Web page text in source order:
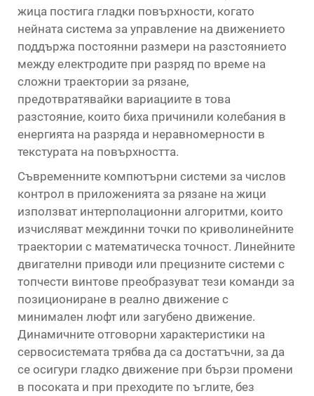
жица постига гладки повърхности, когато
нейната система за управление на движението
поддържа постоянни размери на разстоянието
между електродите при разряд по време на
сложни траектории за рязане,
предотвратявайки вариациите в това
разстояние, които биха причинили колебания в
енергията на разряда и неравномерности в
текстурата на повърхността.
Съвременните компютърни системи за числов
контрол в приложенията за рязане на жици
използват интерполационни алгоритми, които
изчисляват междинни точки по криволинейните
траектории с математическа точност. Линейните
двигателни приводи или прецизните системи с
топчести винтове преобразуват тези команди за
позициониране в реално движение с
минимален люфт или загубено движение.
Динамичните отговорни характеристики на
сервосистемата трябва да са достатъчни, за да
се осигури гладко движение при бързи промени
в посоката и при преходите по ъглите, без